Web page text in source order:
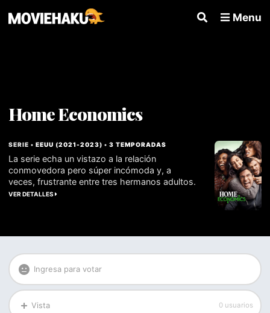
Menu
Home Economics
SERIE •EEUU (2021-2023) •3 TEMPORADAS
La serie echa un vistazo a la relación
conmovedora pero súper incómoda y, a
veces, frustrante entre tres hermanos adultos.
VER DETALLES
Ingresa para votar
Vista 0 usuarios